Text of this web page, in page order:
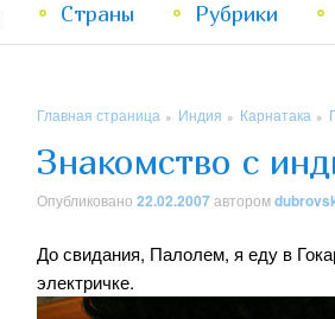
Страны Рубрики
Главная страница » Индия » Карнатака »
Знакомство с
Опубликовано 22.02.2007автором
До свидания, Палолем, я еду в
электричке.